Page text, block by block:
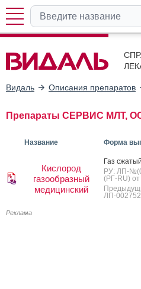
Видаль Описания препаратов
Препараты СЕРВИС МЛТ,
Название Форма
Кислород
газообразный
медицинский
Газ
РУ: ЛП-
(РГ-RU)
ЛП-002752
Реклама